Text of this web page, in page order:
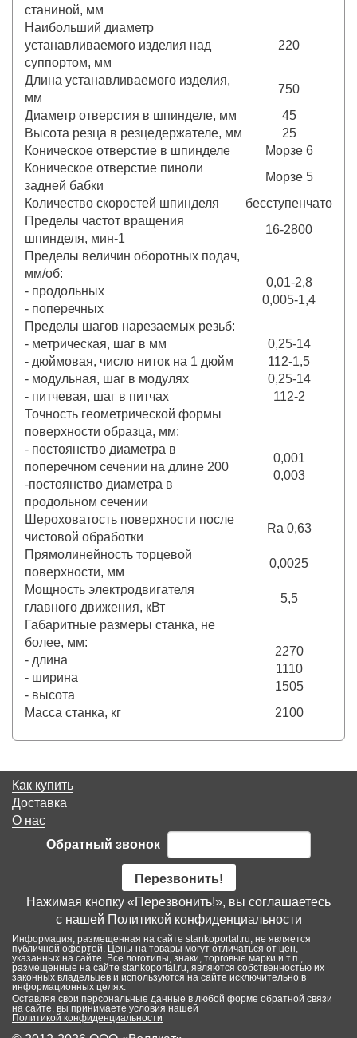
станиной, мм
Наибольший диаметр
устанавливаемого изделия над
суппортом, мм
220
Длина устанавливаемого изделия,
мм
750
Диаметр отверстия в шпинделе, мм
45
Высота резца в резцедержателе, мм
25
Коническое отверстие в шпинделе
Морзе 6
Коническое отверстие пиноли
задней бабки
Морзе 5
Количество скоростей шпинделя
бесступенчато
Пределы частот вращения
шпинделя, мин-1
16-2800
Пределы величин оборотных подач,
мм/об:
- продольных
- поперечных
0,01-2,8
0,005-1,4
Пределы шагов нарезаемых резьб:
- метрическая, шаг в мм
- дюймовая, число ниток на 1 дюйм
- модульная, шаг в модулях
- питчевая, шаг в питчах
0,25-14
112-1,5
0,25-14
112-2
Точность геометрической формы
поверхности образца, мм:
- постоянство диаметра в
поперечном сечении на длине 200
-постоянство диаметра в
продольном сечении
0,001
0,003
Шероховатость поверхности после
чистовой обработки
Ra 0,63
Прямолинейность торцевой
поверхности, мм
0,0025
Мощность электродвигателя
главного движения, кВт
5,5
Габаритные размеры станка, не
более, мм:
- длина
- ширина
- высота
2270
1110
1505
Масса станка, кг
2100
Как купить
Доставка
О нас
Обратный звонок
Перезвонить!
Нажимая кнопку «Перезвонить!», вы соглашаетесь
с нашей Политикой конфиденциальности
Информация, размещенная на сайте stankoportal.ru, не является
публичной офертой. Цены на товары могут отличаться от цен,
указанных на сайте. Все логотипы, знаки, торговые марки и т.п.,
размещенные на сайте stankoportal.ru, являются собственностью их
законных владельцев и используются на сайте исключительно в
информационных целях.
Оставляя свои персональные данные в любой форме обратной связи
на сайте, вы принимаете условия нашей
Политикой конфиденциальности